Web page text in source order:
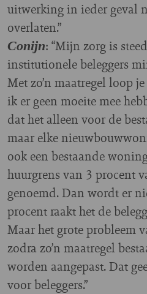
uitwerking in ieder geval
overlaten.”
Conijn: “Mijn zorg is
institutionele beleggers
Met zo’n maatregel loop
ik er geen moeite mee
dat het alleen voor de
maar elke
ook een bestaande
huurgrens van 3 procent
genoemd. Dan wordt er
procent raakt het de
Maar het grote probleem
zodra zo’n maatregel
worden aangepast. Dat
voor beleggers.”